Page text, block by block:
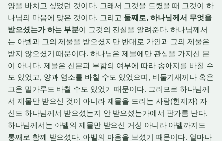
양을 바치고 싶었던 것이다. 그래서 그것을 드렸을 때 그것이 하
나님의 마음에 맞은 것이다. 그리고 둘째로, 하나님께서 무엇을
받으셨는가 하는 부분이 그것의 진실을 알려준다. 하나님께서
는 아벨과 그의 제물을 받으셨지만 반대로 가인과 그의 제물은
받지 않으셨기 때문이다. 하나님은 제물에만 관심을 가지신 분
이 아니다. 제물은 신분과 부함의 여부에 따라 송아지를 바칠 수
도 있었고, 양과 염소를 바칠 수도 있었으며, 비둘기새끼나 혹은
고운 밀가루도 바칠 수도 있었기 때문이다. 그러므로 하나님께
서 제물만 받으신 것이 아니라 제물을 드리는 사람(헌제자) 자
신도 하나님께서 받으셨는지 안 받으셨는가에서 판가름 난다.
하나님께서는 아벨의 제물만 받으신 거싱 아니라 아벨까지도
통째로 함께 받으셨다. 아벨의 마음을 보셨기 때문이다. 얼마나